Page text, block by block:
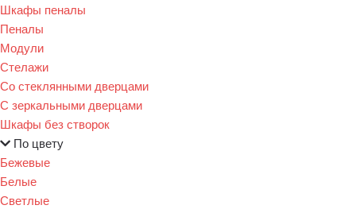
Шкафы пеналы
Пеналы
Модули
Стелажи
Со стеклянными дверцами
С зеркальными дверцами
Шкафы без створок
По цвету
Бежевые
Белые
Светлые